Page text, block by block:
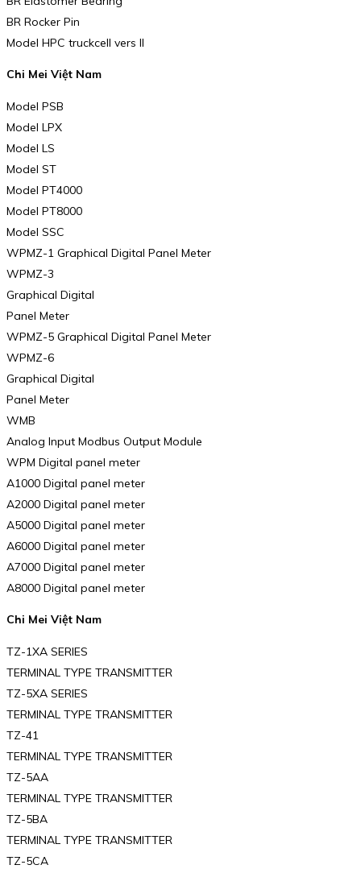
BR Rocker Pin
Model HPC truckcell vers II
Chi Mei Việt Nam
Model PSB
Model LPX
Model LS
Model ST
Model PT4000
Model PT8000
Model SSC
WPMZ-1 Graphical Digital Panel Meter
WPMZ-3
Graphical Digital
Panel Meter
WPMZ-5 Graphical Digital Panel Meter
WPMZ-6
Graphical Digital
Panel Meter
WMB
Analog Input Modbus Output Module
WPM Digital panel meter
A1000 Digital panel meter
A2000 Digital panel meter
A5000 Digital panel meter
A6000 Digital panel meter
A7000 Digital panel meter
A8000 Digital panel meter
Chi Mei Việt Nam
TZ-1XA SERIES
TERMINAL TYPE TRANSMITTER
TZ-5XA SERIES
TERMINAL TYPE TRANSMITTER
TZ-41
TERMINAL TYPE TRANSMITTER
TZ-5AA
TERMINAL TYPE TRANSMITTER
TZ-5BA
TERMINAL TYPE TRANSMITTER
TZ-5CA